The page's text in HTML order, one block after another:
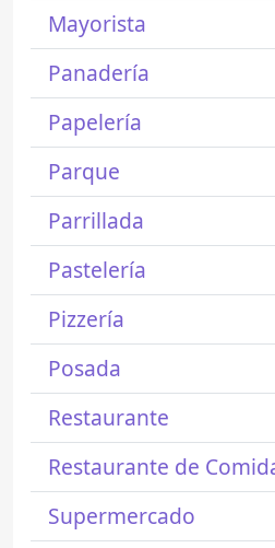
Mayorista
Panadería
Papelería
Parque
Parrillada
Pastelería
Pizzería
Posada
Restaurante
Restaurante de
Supermercado